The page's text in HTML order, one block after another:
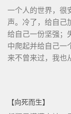
一个人的世界，很
声。冷了，给自己
给自己一份坚强；
中爬起并给自己一
来不曾来过，我
【向死而生】